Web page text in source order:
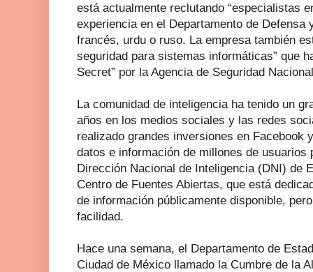
está actualmente reclutando “especialistas
experiencia en el Departamento de Defensa
francés, urdu o ruso. La empresa también
seguridad para sistemas informáticas” que
Secret” por la Agencia de Seguridad
La comunidad de inteligencia ha tenido un
años en los medios sociales y las redes
realizado grandes inversiones en Facebook
datos e información de millones de usuarios
Dirección Nacional de Inteligencia (DNI) de
Centro de Fuentes Abiertas, que está
de información públicamente disponible,
facilidad.
Hace una semana, el Departamento de
Ciudad de México llamado la Cumbre de la